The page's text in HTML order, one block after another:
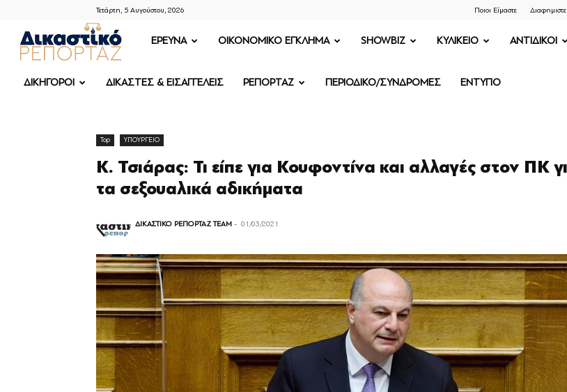
Τετάρτη, 5 Αυγούστου, 2026 Ποιοι Είμαστε
ΔΙΚΑΣΤΙΚΟ
ΡΕΠΟΡΤΑΖ
ΕΡΕΥΝΑ OIKONOMIKO ΕΓΚΛΗΜΑ SHOWBIZ ΚΥΛΙΚΕΙΟ ΑΝΤΙΔΙΚΟΙ
ΔΙΚΗΓΟΡΟΙ ΔΙΚΑΣΤΕΣ & ΕΙΣΑΓΓΕΛΕΙΣ ΡΕΠΟΡΤΑΖ ΠΕΡΙΟΔΙΚΟ/ΣΥΝΔΡΟΜΕΣ ΕΝΤΥΠΟ
Top ΥΠΟΥΡΓΕΙΟ
Κ. Τσιάρας: Τι είπε για Κουφοντίνα και αλλαγές στον ΠΚ
τα σεξουαλικά αδικήματα
ΔΙΚΑΣΤΙΚΟ ΡΕΠΟΡΤΑΖ TEAM - 01/03/2021